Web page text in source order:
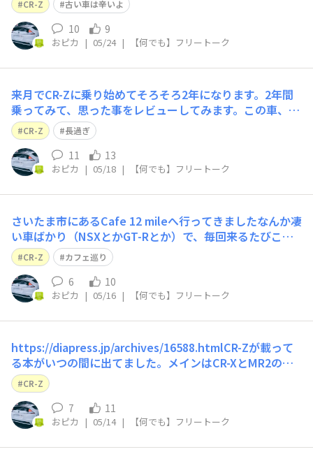
のか心配です😥
CR-Z 古い車は辛いよ
10 9
おピカ | 05/24 | 【何でも】フリートーク
来月でCR-Zに乗り始めてそろそろ2年になります。2年間
乗ってみて、思った事をレビューしてみます。​この車、巷
で言われているような遅い、パワー不足といった不満は、
普段のドライブではまったく感じていませんでした。しか
し、この前サーキット走行をしてみて初めて、ノーマルだ
と少し物足りないのかな？と感じまし
CR-Z 長過ぎ
11 13
おピカ | 05/18 | 【何でも】フリートーク
さいたま市にあるCafe 12 mileへ行ってきましたなんか凄
い車ばかり（NSXとかGT-Rとか）で、毎回来るたびこの
車（CR-Z）で来て良いんだろうかという気分になってい
るのですが、楽しく過ごせましたとさそんで通りすがりの
車好き中学生にも見事にスルーされてて笑える😂それに
しても展示の車のエンジン
CR-Z カフェ巡り
6 10
おピカ | 05/16 | 【何でも】フリートーク
https://diapress.jp/archives/16588.htmlCR-Zが載って
る本がいつの間に出てました。メインはCR-XとMR2のよ
うですが…それにしてもMR-Sとか懐かしい〜小さい頃こ
の車のことポルシェだと勘違いしてました。
CR-Z
7 11
おピカ | 05/14 | 【何でも】フリートーク